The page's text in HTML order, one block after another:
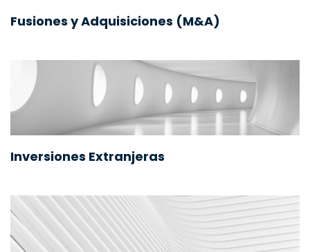
Fusiones y Adquisiciones (M&A)
Inversiones Extranjeras